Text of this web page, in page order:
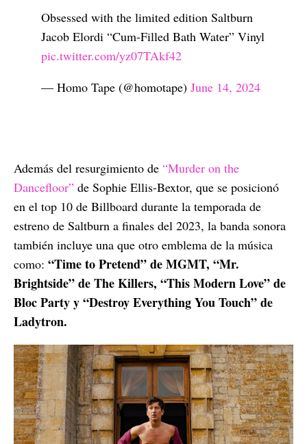
Obsessed with the limited edition Saltburn
Jacob Elordi “Cum-Filled Bath Water” Vinyl
pic.twitter.com/yz07TAkf42
— Homo Tape (@homotape) June 14, 2024
Además del resurgimiento de “Murder on the
Dancefloor” de Sophie Ellis-Bextor, que se posicionó
en el top 10 de Billboard durante la temporada de
estreno de Saltburn a finales del 2023, la banda sonora
también incluye una que otro emblema de la música
como: “Time to Pretend” de MGMT, “Mr.
Brightside” de The Killers, “This Modern Love” de
Bloc Party y “Destroy Everything You Touch” de
Ladytron.